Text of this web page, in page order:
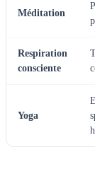
Méditation
Respiration
consciente
Yoga